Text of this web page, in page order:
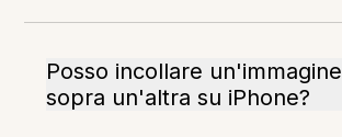
Posso incollare un'immagine
sopra un'altra su iPhone?